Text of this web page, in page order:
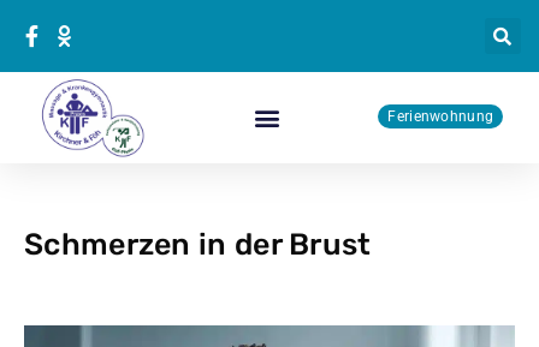
Inhalt
Ferienwohnung
Schmerzen in der Brust